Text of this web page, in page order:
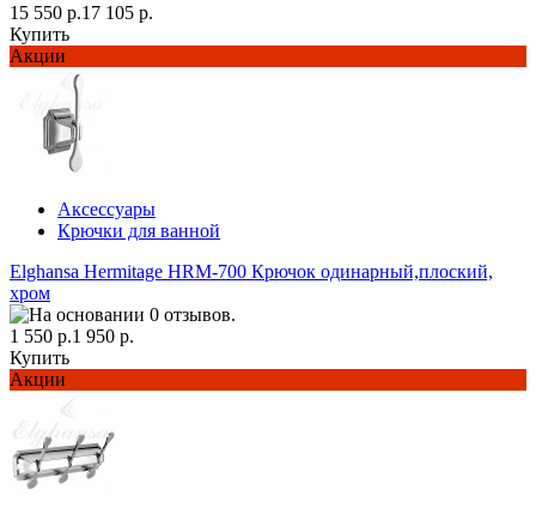
15 550 р.17 105 р.
Купить
Акции
Аксессуары
Крючки для ванной
Elghansa Hermitage HRM-700 Крючок одинарный,плоский,
хром
1 550 р.1 950 р.
Купить
Акции